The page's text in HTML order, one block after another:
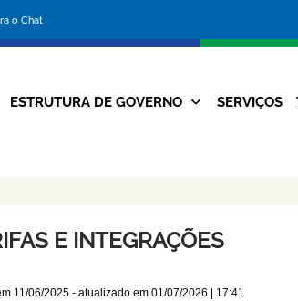
o Chat
da
Prefeitura
Navegação
ESTRUTURA DE GOVERNO SERVIÇOS
E INTEGRAÇÕES
11/06/2025- atualizado em 01/07/2026 | 17:41